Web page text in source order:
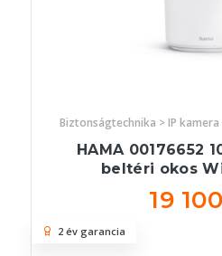
Biztonságtechnika > IP
HAMA 00176652
beltéri okos
19
2 év garancia